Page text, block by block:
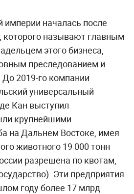
началась после
которого называют главным
этого бизнеса,
преследованием и
2019-го компании
универсальный
Кан выступил
крупнейшими
на Дальнем Востоке, имея
животного 19 000 тонн
разрешена по квотам,
Эти предприятия
году более 17 млрд